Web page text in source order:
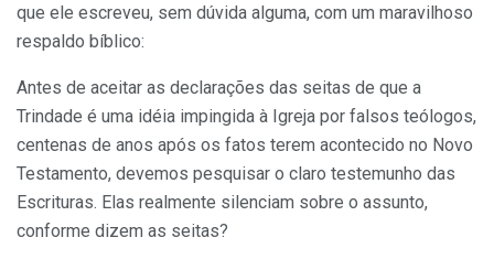
que ele escreveu, sem dúvida alguma, com um maravilhoso
respaldo bíblico:
Antes de aceitar as declarações das seitas de que a
Trindade é uma idéia impingida à Igreja por falsos teólogos,
centenas de anos após os fatos terem acontecido no Novo
Testamento, devemos pesquisar o claro testemunho das
Escrituras. Elas realmente silenciam sobre o assunto,
conforme dizem as seitas?